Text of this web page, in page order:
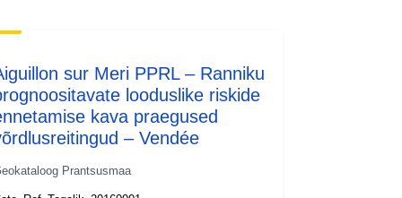
sur Meri PPRL – Ranniku
looduslike riskide
kava praegused
– Vendée
Prantsusmaa